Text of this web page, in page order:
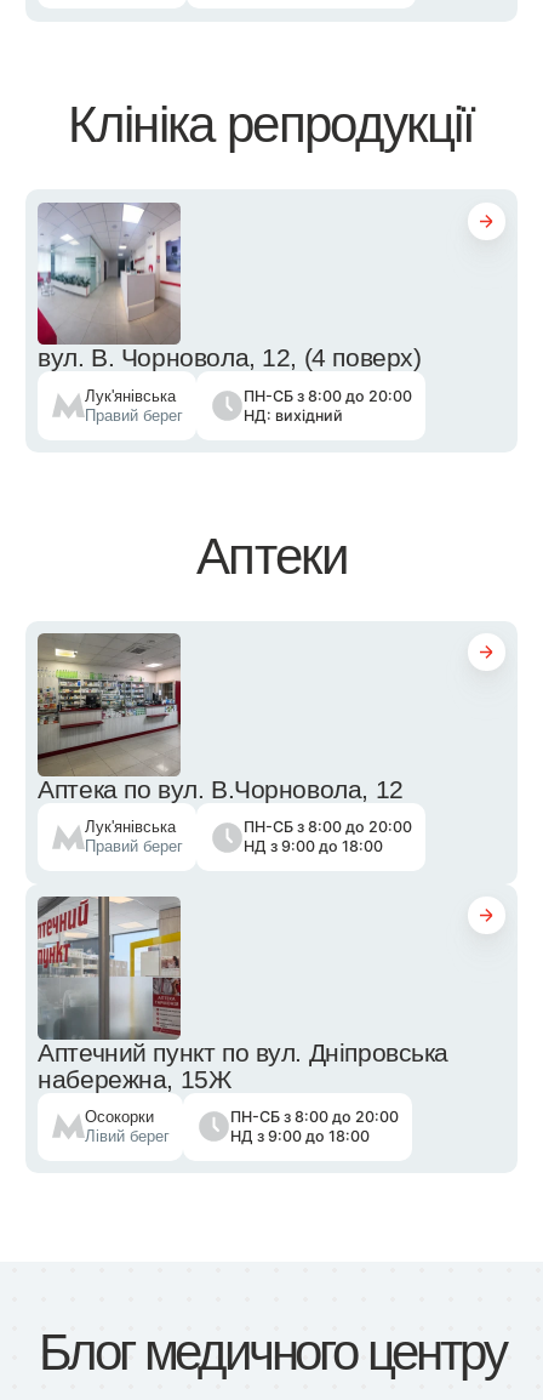
Клініка репродукції
вул. В. Чорновола, 12, (4 поверх)
Лук'янівська
Правий берег
ПН-СБ з 8:00 до 20:00
НД: вихідний
Аптеки
Аптека по вул. В.Чорновола, 12
Лук'янівська
Правий берег
ПН-СБ з 8:00 до 20:00
НД з 9:00 до 18:00
Аптечний пункт по вул. Дніпровська
набережна, 15Ж
Осокорки
Лівий берег
ПН-СБ з 8:00 до 20:00
НД з 9:00 до 18:00
Блог медичного центру